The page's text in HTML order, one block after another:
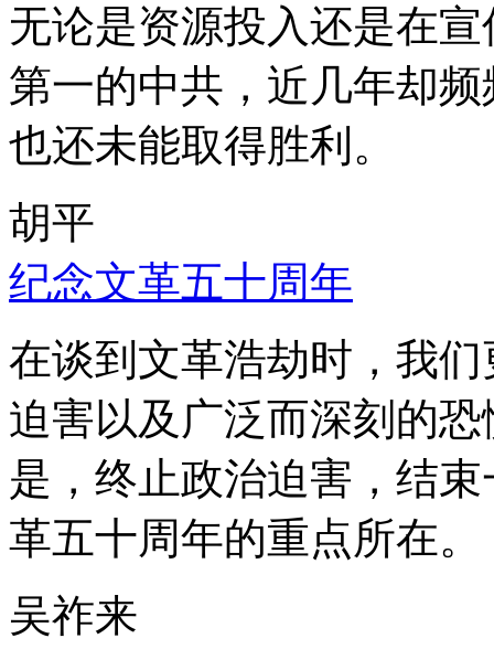
无论是资源投入还是在
第一的中共，近几年却
也还未能取得胜利。
胡平
纪念文革五十周年
在谈到文革浩劫时，我
迫害以及广泛而深刻的
是，终止政治迫害，结
革五十周年的重点所在。
吴祚来